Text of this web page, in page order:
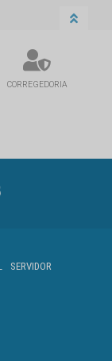
CORREGEDORIA
SERVIDOR